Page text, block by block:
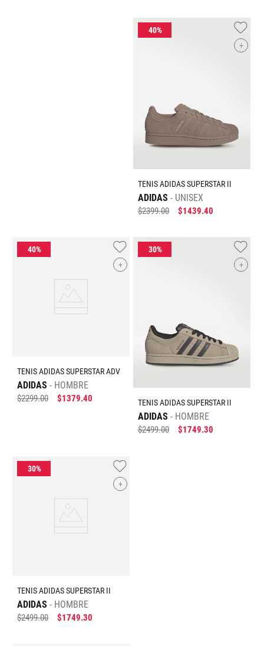
+
TENIS ADIDAS SUPERSTAR II
ADIDAS UNISEX
$2399.00 $1439.40
+
TENIS ADIDAS SUPERSTAR ADV
ADIDAS HOMBRE
$2299.00 $1379.40
+
TENIS ADIDAS SUPERSTAR II
ADIDAS HOMBRE
$2499.00 $1749.30
+
TENIS ADIDAS SUPERSTAR II
ADIDAS HOMBRE
$2499.00 $1749.30